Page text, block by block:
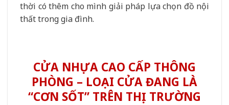
thời có thêm cho mình giải pháp lựa chọn đồ nội
thất trong gia đình.
CỬA NHỰA CAO CẤP THÔNG
PHÒNG – LOẠI CỬA ĐANG LÀ
“CƠN SỐT” TRÊN THỊ TRƯỜNG